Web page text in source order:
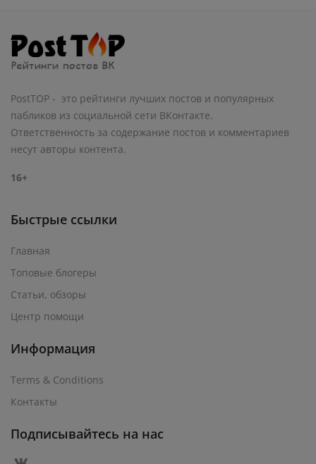
PostTOP - это рейтинги лучших постов и популярных
пабликов из социальной сети ВКонтакте.
Ответственность за содержание постов и комментариев
несут авторы контента.
16+
Быстрые ссылки
Главная
Топовые блогеры
Статьи, обзоры
Центр помощи
Информация
Terms & Conditions
Контакты
Подписывайтесь на нас